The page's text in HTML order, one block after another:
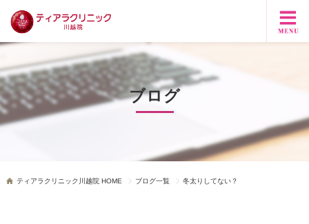
ブログ
ティアラクリニック川越院 HOME ブログ一覧 冬太りしてない？